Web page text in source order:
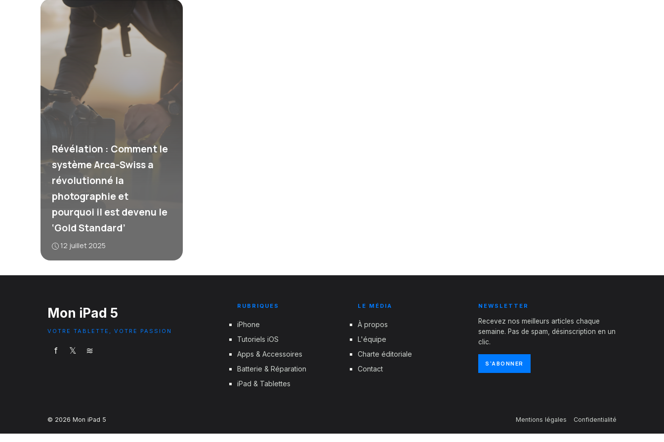
Révélation : Comment le
système Arca-Swiss a
révolutionné la
photographie et
pourquoi il est devenu le
‘Gold Standard’
12 juillet 2025
Mon iPad 5
VOTRE TABLETTE, VOTRE PASSION
f 𝕏 ≋
RUBRIQUES
iPhone
Tutoriels iOS
Apps & Accessoires
Batterie & Réparation
iPad & Tablettes
LE MÉDIA
À propos
L'équipe
Charte éditoriale
Contact
NEWSLETTER
Recevez nos meilleurs articles chaque
semaine. Pas de spam, désinscription en un
clic.
S'ABONNER
© 2026 Mon iPad 5 Mentions légales Confidentialité